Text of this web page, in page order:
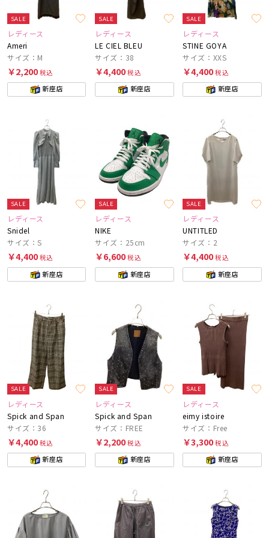
SALE
レディース
Ameri
サイズ：M
￥2,200税込
新座店
SALE
レディース
LE CIEL BLEU
サイズ：38
￥4,400税込
新座店
SALE
レディース
STINE GOYA
サイズ：XXS
￥4,400税込
新座店
SALE
レディース
Snidel
サイズ：S
￥4,400税込
新座店
SALE
レディース
NIKE
サイズ：25cm
￥6,600税込
新座店
SALE
レディース
UNTITLED
サイズ：2
￥4,400税込
新座店
SALE
レディース
Spick and Span
サイズ：36
￥4,400税込
新座店
SALE
レディース
Spick and Span
サイズ：FREE
￥2,200税込
新座店
SALE
レディース
eimy istoire
サイズ：Free
￥3,300税込
新座店